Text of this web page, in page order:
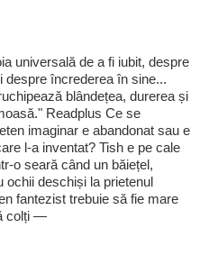
universală de a fi iubit, despre
despre încrederea în sine...
blândețea, durerea și
Readplus Ce se
imaginar e abandonat sau e
l-a inventat? Tish e pe cale
o seară când un băiețel,
deschiși la prietenul
fantezist trebuie să fie mare
colți —